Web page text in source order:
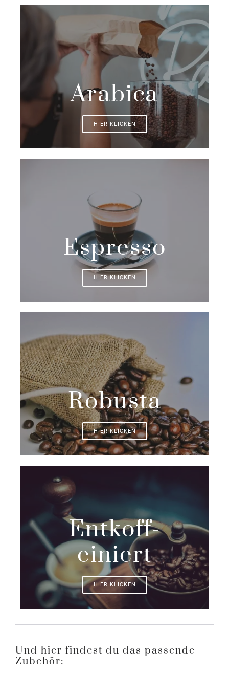
Arabica
HIER KLICKEN
Espresso
HIER KLICKEN
Robusta
HIER KLICKEN
Entkoff-
einiert
HIER KLICKEN
Und hier findest du das passende
Zubehör: